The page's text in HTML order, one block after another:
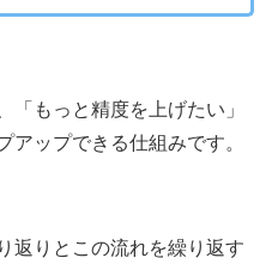
「もっと精度を上げたい」
アップできる仕組みです。
りとこの流れを繰り返す